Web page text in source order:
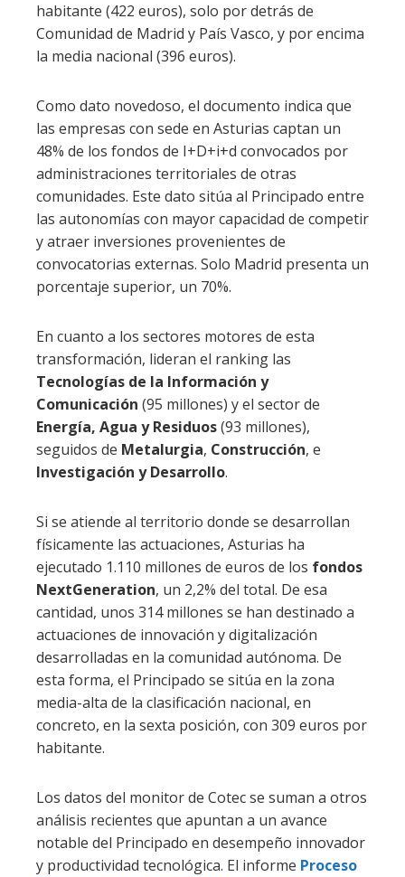
habitante (422 euros), solo por detrás de
Comunidad de Madrid y País Vasco, y por encima
la media nacional (396 euros).
Como dato novedoso, el documento indica que
las empresas con sede en Asturias captan un
48% de los fondos de I+D+i+d convocados por
administraciones territoriales de otras
comunidades. Este dato sitúa al Principado entre
las autonomías con mayor capacidad de competir
y atraer inversiones provenientes de
convocatorias externas. Solo Madrid presenta un
porcentaje superior, un 70%.
En cuanto a los sectores motores de esta
transformación, lideran el ranking las
Tecnologías de la Información y
Comunicación (95 millones) y el sector de
Energía, Agua y Residuos(93 millones),
seguidos de Metalurgia, Construcción, e
Investigación y Desarrollo.
Si se atiende al territorio donde se desarrollan
físicamente las actuaciones, Asturias ha
ejecutado 1.110 millones de euros de los fondos
NextGeneration, un 2,2% del total. De esa
cantidad, unos 314 millones se han destinado a
actuaciones de innovación y digitalización
desarrolladas en la comunidad autónoma. De
esta forma, el Principado se sitúa en la zona
media-alta de la clasificación nacional, en
concreto, en la sexta posición, con 309 euros por
habitante.
Los datos del monitor de Cotec se suman a otros
análisis recientes que apuntan a un avance
notable del Principado en desempeño innovador
y productividad tecnológica. El informe Proceso